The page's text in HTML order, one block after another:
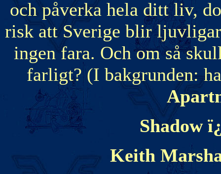
och påverka hela ditt liv,
risk att Sverige blir
ingen fara. Och om så
farligt? (I bakgrunden:
Shadow
Keith